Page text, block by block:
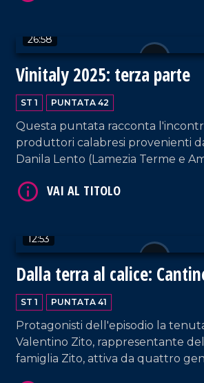
26:58
Vinitaly 2025: terza parte
ST 1 PUNTATA 42
Questa puntata racconta
produttori calabresi provenienti
Danila Lento (Lamezia Terme e
(Cirò Marina). Un viaggio tra vitigni
verso l'enoturismo e la qualità.
12:53
Dalla terra al calice:
Verona
ST 1 PUNTATA 41
Protagonisti dell'episodio la
Valentino Zito, rappresentante
famiglia Zito, attiva da quattro
VAI AL TITOLO
VAI AL TITOLO